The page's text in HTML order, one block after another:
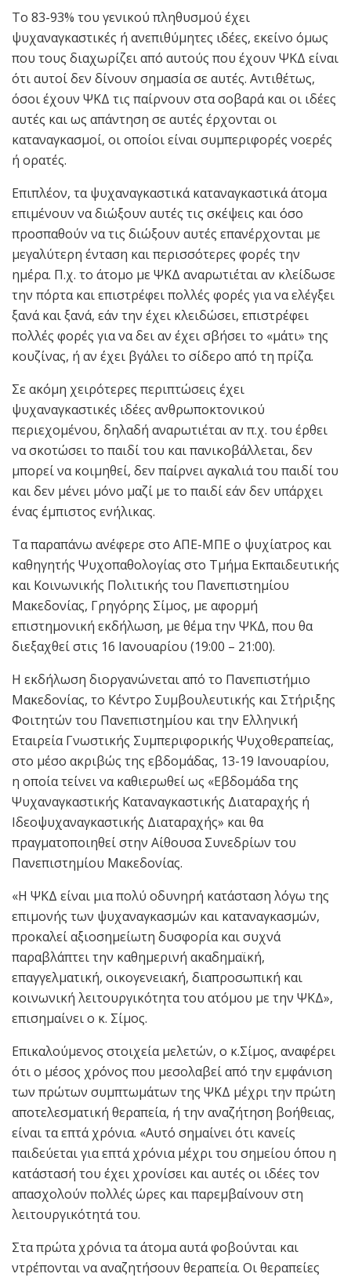
Το 83-93% του γενικού πληθυσμού έχει
ψυχαναγκαστικές ή ανεπιθύμητες ιδέες, εκείνο όμως
που τους διαχωρίζει από αυτούς που έχουν ΨΚΔ είναι
ότι αυτοί δεν δίνουν σημασία σε αυτές. Αντιθέτως,
όσοι έχουν ΨΚΔ τις παίρνουν στα σοβαρά και οι ιδέες
αυτές και ως απάντηση σε αυτές έρχονται οι
καταναγκασμοί, οι οποίοι είναι συμπεριφορές νοερές
ή ορατές.
Επιπλέον, τα ψυχαναγκαστικά καταναγκαστικά άτομα
επιμένουν να διώξουν αυτές τις σκέψεις και όσο
προσπαθούν να τις διώξουν αυτές επανέρχονται με
μεγαλύτερη ένταση και περισσότερες φορές την
ημέρα. Π.χ. το άτομο με ΨΚΔ αναρωτιέται αν κλείδωσε
την πόρτα και επιστρέφει πολλές φορές για να ελέγξει
ξανά και ξανά, εάν την έχει κλειδώσει, επιστρέφει
πολλές φορές για να δει αν έχει σβήσει το «μάτι» της
κουζίνας, ή αν έχει βγάλει το σίδερο από τη πρίζα.
Σε ακόμη χειρότερες περιπτώσεις έχει
ψυχαναγκαστικές ιδέες ανθρωποκτονικού
περιεχομένου, δηλαδή αναρωτιέται αν π.χ. του έρθει
να σκοτώσει το παιδί του και πανικοβάλλεται, δεν
μπορεί να κοιμηθεί, δεν παίρνει αγκαλιά του παιδί του
και δεν μένει μόνο μαζί με το παιδί εάν δεν υπάρχει
ένας έμπιστος ενήλικας.
Τα παραπάνω ανέφερε στο ΑΠΕ-ΜΠΕ ο ψυχίατρος και
καθηγητής Ψυχοπαθολογίας στο Τμήμα Εκπαιδευτικής
και Κοινωνικής Πολιτικής του Πανεπιστημίου
Μακεδονίας, Γρηγόρης Σίμος, με αφορμή
επιστημονική εκδήλωση, με θέμα την ΨΚΔ, που θα
διεξαχθεί στις 16 Ιανουαρίου (19:00 – 21:00).
Η εκδήλωση διοργανώνεται από το Πανεπιστήμιο
Μακεδονίας, το Κέντρο Συμβουλευτικής και Στήριξης
Φοιτητών του Πανεπιστημίου και την Ελληνική
Εταιρεία Γνωστικής Συμπεριφορικής Ψυχοθεραπείας,
στο μέσο ακριβώς της εβδομάδας, 13-19 Ιανουαρίου,
η οποία τείνει να καθιερωθεί ως «Εβδομάδα της
Ψυχαναγκαστικής Καταναγκαστικής Διαταραχής ή
Ιδεοψυχαναγκαστικής Διαταραχής» και θα
πραγματοποιηθεί στην Αίθουσα Συνεδρίων του
Πανεπιστημίου Μακεδονίας.
«Η ΨΚΔ είναι μια πολύ οδυνηρή κατάσταση λόγω της
επιμονής των ψυχαναγκασμών και καταναγκασμών,
προκαλεί αξιοσημείωτη δυσφορία και συχνά
παραβλάπτει την καθημερινή ακαδημαϊκή,
επαγγελματική, οικογενειακή, διαπροσωπική και
κοινωνική λειτουργικότητα του ατόμου με την ΨΚΔ»,
επισημαίνει ο κ. Σίμος.
Επικαλούμενος στοιχεία μελετών, ο κ.Σίμος, αναφέρει
ότι ο μέσος χρόνος που μεσολαβεί από την εμφάνιση
των πρώτων συμπτωμάτων της ΨΚΔ μέχρι την πρώτη
αποτελεσματική θεραπεία, ή την αναζήτηση βοήθειας,
είναι τα επτά χρόνια. «Αυτό σημαίνει ότι κανείς
παιδεύεται για επτά χρόνια μέχρι του σημείου όπου η
κατάστασή του έχει χρονίσει και αυτές οι ιδέες τον
απασχολούν πολλές ώρες και παρεμβαίνουν στη
λειτουργικότητά του.
Στα πρώτα χρόνια τα άτομα αυτά φοβούνται και
ντρέπονται να αναζητήσουν θεραπεία. Οι θεραπείες